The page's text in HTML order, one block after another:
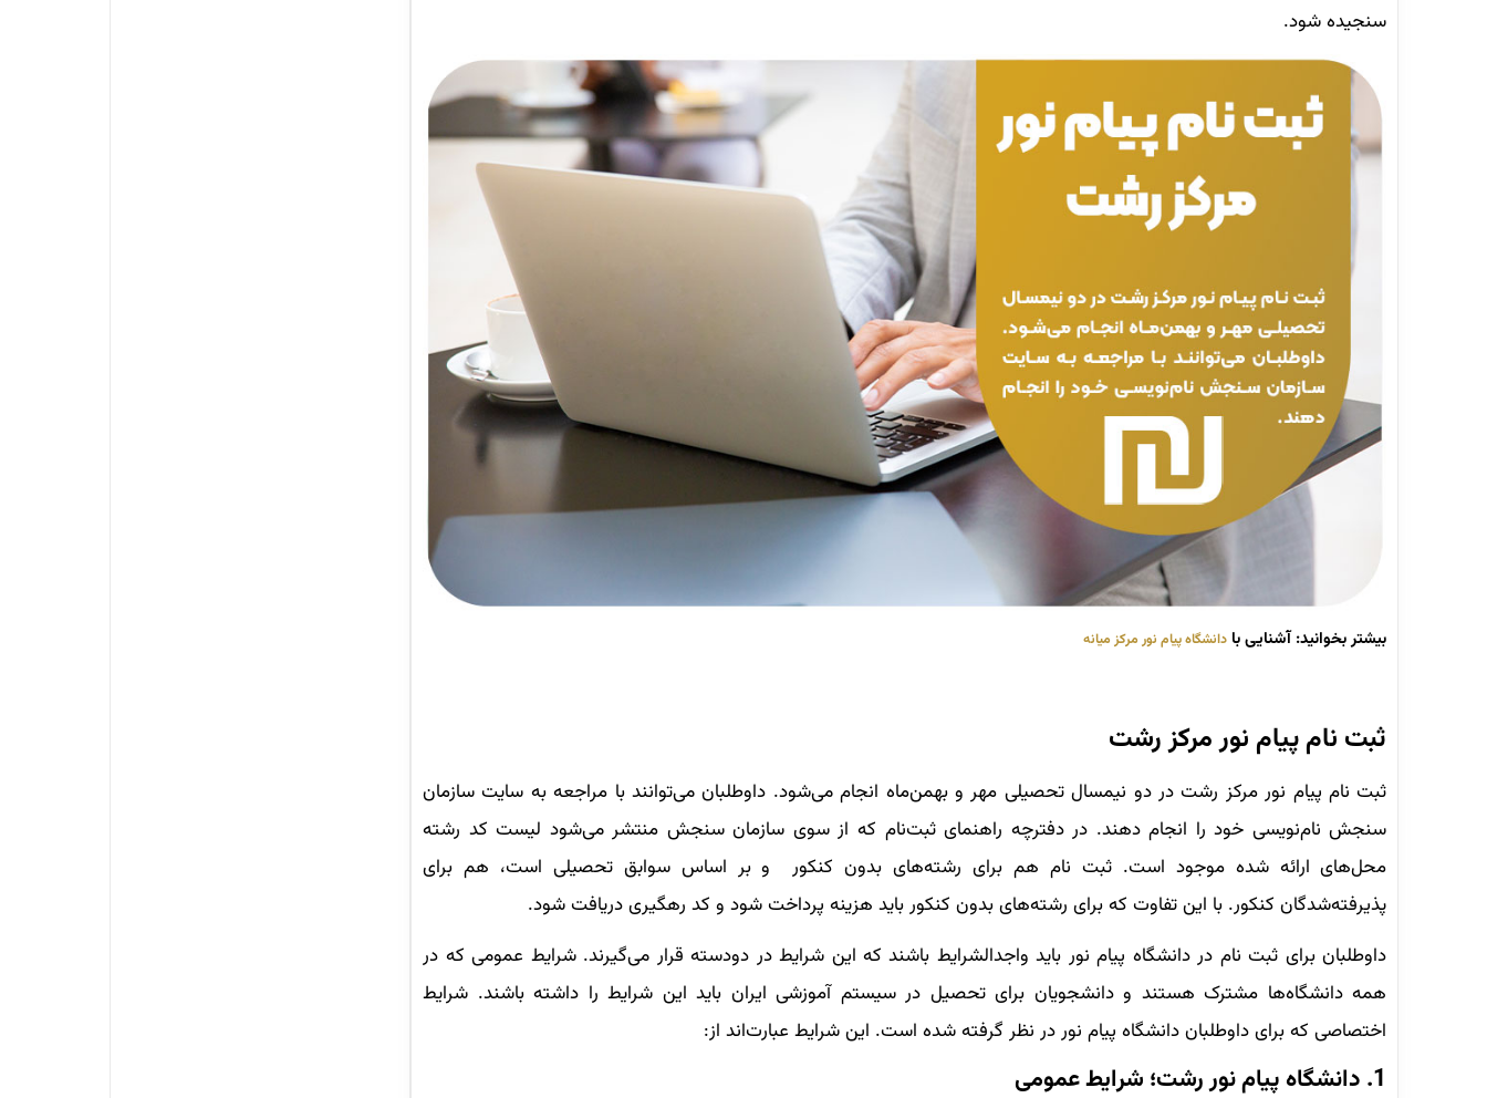
سنجیده شود.
بیشتر بخوانید: آشنایی با دانشگاه پیام نور مرکز میانه
ثبت نام پیام نور مرکز رشت
ثبت نام پیام نور مرکز رشت در دو نیمسال تحصیلی مهر و بهمن‌ماه انجام می‌شود. داوطلبان می‌توانند با مراجعه به سایت سازمان
سنجش نام‌نویسی خود را انجام دهند. در دفترچه راهنمای ثبت‌نام که از سوی سازمان سنجش منتشر می‌شود لیست کد رشته
محل‌های ارائه شده موجود است. ثبت نام هم برای رشته‌های بدون کنکور و بر اساس سوابق تحصیلی است، هم برای
پذیرفته‌شدگان کنکور. با این تفاوت که برای رشته‌های بدون کنکور باید هزینه پرداخت شود و کد رهگیری دریافت شود.
داوطلبان برای ثبت نام در دانشگاه پیام نور باید واجدالشرایط باشند که این شرایط در دودسته قرار می‌گیرند. شرایط عمومی که در
همه دانشگاه‌ها مشترک هستند و دانشجویان برای تحصیل در سیستم آموزشی ایران باید این شرایط را داشته باشند. شرایط
اختصاصی که برای داوطلبان دانشگاه پیام نور در نظر گرفته شده است. این شرایط عبارت‌اند از:
1. دانشگاه پیام نور رشت؛ شرایط عمومی